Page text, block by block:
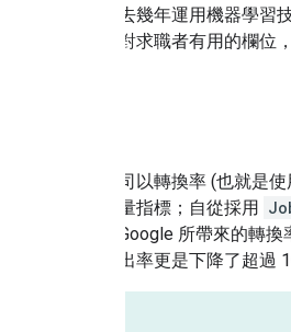
能將過去幾年運用機器學
議新增對求職者有用的欄位
這間公司以轉換率 (也就是
主要衡量指標；自從採用
相比，Google 所帶來的轉
訪客跳出率更是下降了超過